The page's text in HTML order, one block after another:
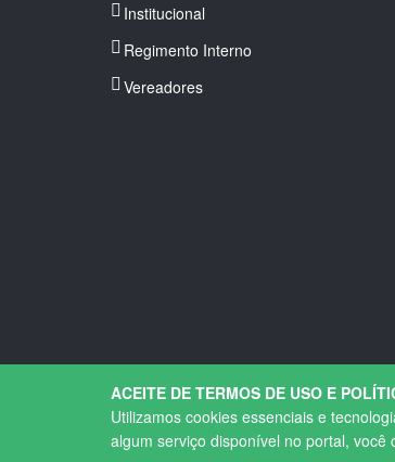
ACEITE DE TERMOS DE USO E
Utilizamos cookies essenciais e
algum serviço disponível no portal,
Institucional
Regimento Interno
Vereadores
Copyright © 2026. Todos os direitos